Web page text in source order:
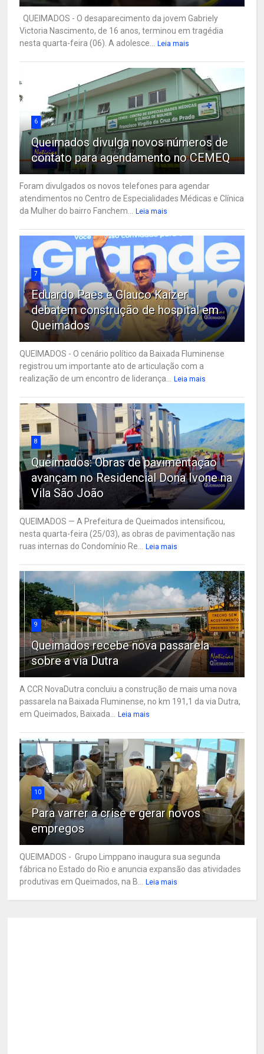
QUEIMADOS - O desaparecimento da jovem Gabriely
Victoria Nascimento, de 16 anos, terminou em tragédia
nesta quarta-feira (06). A adolesce...
Leia mais
6
Queimados divulga novos números de
contato para agendamento no CEMEQ
Foram divulgados os novos telefones para agendar
atendimentos no Centro de Especialidades Médicas e Clínica
da Mulher do bairro Fanchem...
Leia mais
7
Eduardo Paes e Glauco Kaizer
debatem construção de hospital em
Queimados
QUEIMADOS - O cenário político da Baixada Fluminense
registrou um importante ato de articulação com a
realização de um encontro de liderança...
Leia mais
8
Queimados: Obras de pavimentação
avançam no Residencial Dona Ivone na
Vila São João
QUEIMADOS — A Prefeitura de Queimados intensificou,
nesta quarta-feira (25/03), as obras de pavimentação nas
ruas internas do Condomínio Re...
Leia mais
9
Queimados recebe nova passarela
sobre a via Dutra
A CCR NovaDutra concluiu a construção de mais uma nova
passarela na Baixada Fluminense, no km 191,1 da via Dutra,
em Queimados, Baixada...
Leia mais
10
Para varrer a crise e gerar novos
empregos
QUEIMADOS - Grupo Limppano inaugura sua segunda
fábrica no Estado do Rio e anuncia expansão das atividades
produtivas em Queimados, na B...
Leia mais